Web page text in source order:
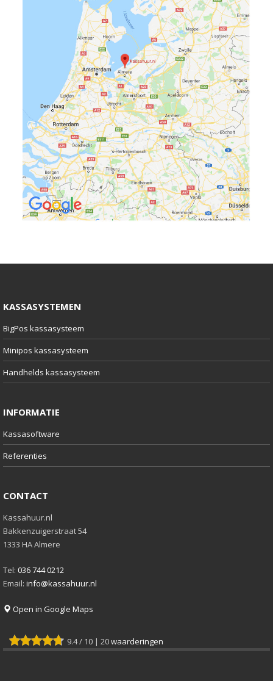
KASSASYSTEMEN
BigPos kassasysteem
Minipos kassasysteem
Handhelds kassasysteem
INFORMATIE
Kassasoftware
Referenties
CONTACT
Kassahuur.nl
Bakkenzuigerstraat 54
1333 HA Almere
Tel: 036 744 0212
Email: info@kassahuur.nl
Open in Google Maps
9.4/ 10 | 20waarderingen